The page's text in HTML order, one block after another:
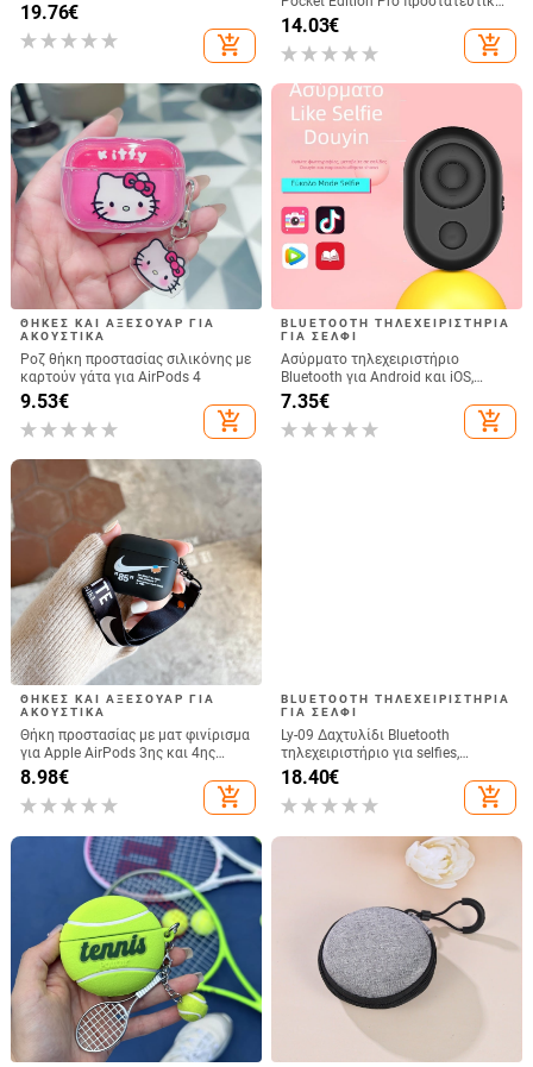
EVA, θερμοπιεσμένο EVA με ραφή,
αντοχή 10 kg
19.76€
add_shopping_cart
θήκη σιλικόνης 33W 10000mA
αντιολισθητική προστατευτική
θήκη για Power Bank
14.03€
add_shopping_cart
ΘΉΚΕΣ ΚΑΙ ΑΞΕΣΟΥΆΡ ΓΙΑ
ΑΚΟΥΣΤΙΚΆ
Ροζ θήκη προστασίας σιλικόνης με
καρτούν γάτα για AirPods 4
9.53€
add_shopping_cart
BLUETOOTH ΤΗΛΕΧΕΙΡΙΣΤΉΡΙΑ
ΓΙΑ ΣΈΛΦΙ
Ασύρματο τηλεχειριστήριο
Bluetooth για Android και iOS,
συμβατό με selfies και
βιντεοσκόπήσεις, μοντέλο 6-key
tremolo, Vernon, ABS υλικό, βάρος
7.35€
add_shopping_cart
ΘΉΚΕΣ ΚΑΙ ΑΞΕΣΟΥΆΡ ΓΙΑ
ΑΚΟΥΣΤΙΚΆ
Θήκη προστασίας με ματ φινίρισμα
για Apple AirPods 3ης και 4ης
γενιάς
8.98€
add_shopping_cart
BLUETOOTH ΤΗΛΕΧΕΙΡΙΣΤΉΡΙΑ
ΓΙΑ ΣΈΛΦΙ
Ly-09 Δαχτυλίδι Bluetooth
τηλεχειριστήριο για selfies,
Bluetooth 5.3, ABS, βάρος 10
18.40€
add_shopping_cart